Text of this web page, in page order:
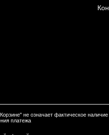
не означает фактическое
платежа